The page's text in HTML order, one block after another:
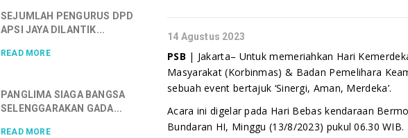
security, panglima siaga
kerja, psb security, Pudiklat
satpam di jakarta, yayasan
penyedia satpam, yayasan
14 Agustus 2023
PSB | Jakarta– Untuk memeriahkan Hari
Masyarakat (Korbinmas) & Badan Pemelihara
sebuah event bertajuk ‘Sinergi, Aman, Merdeka’.
Acara ini digelar pada Hari Bebas kendaraan
Bundaran HI, Minggu (13/8/2023) pukul 06.30 WIB.
SEJUMLAH PENGURUS DPD
APSI JAYA DILANTIK...
READ MORE
PANGLIMA SIAGA BANGSA
SELENGGARAKAN GADA...
READ MORE